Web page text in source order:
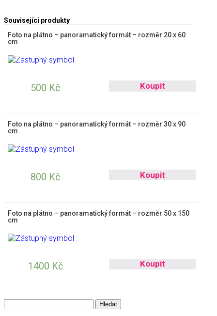
Související produkty
Foto na plátno – panoramatický formát – rozměr 20 x 60
cm
500 Kč Koupit
Foto na plátno – panoramatický formát – rozměr 30 x 90
cm
800 Kč Koupit
Foto na plátno – panoramatický formát – rozměr 50 x 150
cm
1400 Kč Koupit